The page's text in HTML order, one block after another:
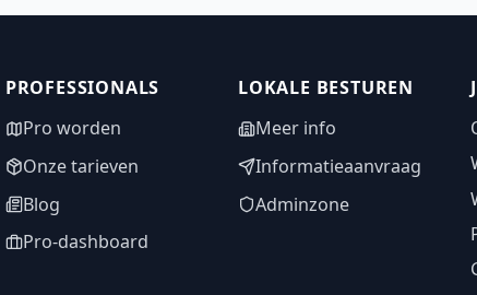
PROFESSIONALS
Pro worden
Onze tarieven
Blog
Pro-dashboard
LOKALE BESTUREN
Meer info
Informatieaanvraag
Adminzone